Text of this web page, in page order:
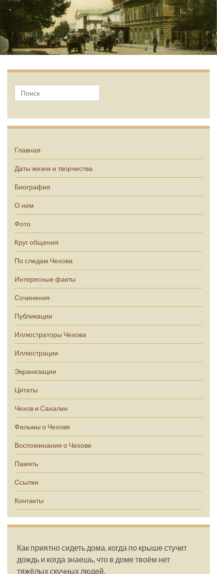
Главная
Даты жизни и творчества
Биография
О нем
Фото
Круг общения
По следам Чехова
Интересные факты
Сочинения
Публикации
Иллюстраторы Чехова
Иллюстрации
Экранизации
Цитаты
Чехов и Сахалин
Фильмы о Чехове
Воспоминания о Чехове
Память
Ссылки
Контакты
Как приятно сидеть дома, когда по крыше стучит
дождь и когда знаешь, что в доме твоём нет
тяжёлых скучных людей.